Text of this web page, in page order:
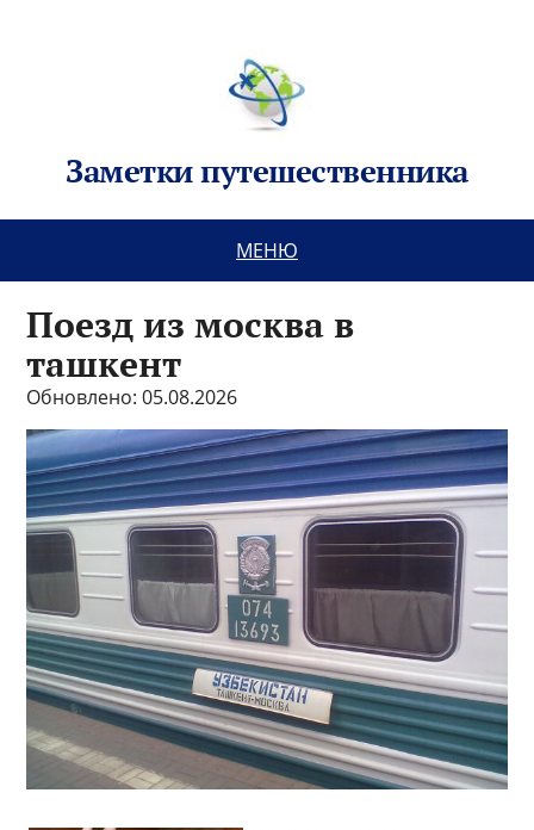
Заметки путешественника
МЕНЮ
Поезд из москва в
ташкент
Обновлено: 05.08.2026